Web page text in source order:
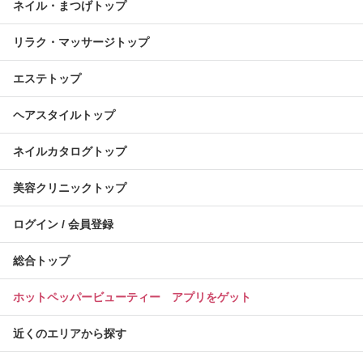
ネイル・まつげトップ
リラク・マッサージトップ
エステトップ
ヘアスタイルトップ
ネイルカタログトップ
美容クリニックトップ
ログイン / 会員登録
総合トップ
ホットペッパービューティー アプリをゲット
近くのエリアから探す